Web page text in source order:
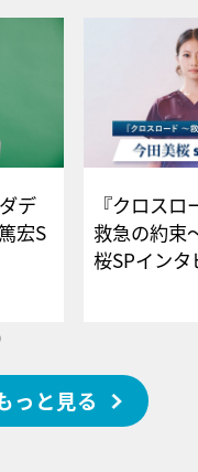
デ
宏S
ー
『クロス
救急の約束
桜SPイ
っと見る